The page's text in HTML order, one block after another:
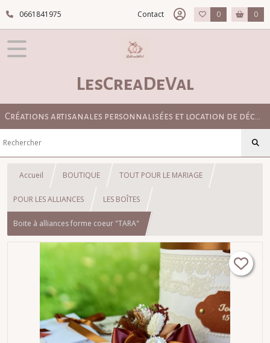
0661841975 Contact 0 0
LesCreaDeVal
Accueil BOUTIQUE TOUT POUR LE MARIAGE
POUR LES ALLIANCES LES BOÎTES
Boite à alliances forme coeur "TARA"